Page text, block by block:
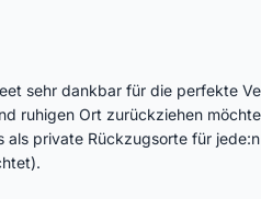
sehr dankbar für die perfekte
ruhigen Ort zurückziehen
private Rückzugsorte für